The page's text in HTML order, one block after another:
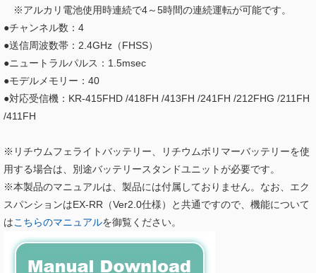
※アルカリ電池使用時連続で4～5時間の連続運転が可能です。
●チャンネル数：4
●送信周波数帯：2.4GHz（FHSS）
●ニュートラルパルス：1.5msec
●モデルメモリー：40
●対応受信機：KR-415FHD /418FH /413FH /241FH /212FHG /211FH
/411FH
※リチウムフェライトバッテリー、リチウムポリマーバッテリーを使
用する場合は、別途バッテリースタンドユニットが必要です。
※本製品のマニュアルは、製品には付属しておりません。なお、エク
スパンションはEX-RR（Ver2.0仕様）と共通ですので、機能について
はこちらのマニュアルを御覧ください。